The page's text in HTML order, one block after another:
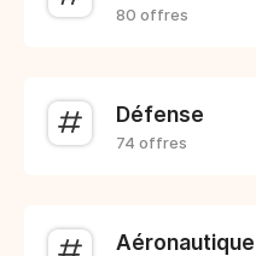
80 offres
Défense
74 offres
Aéronautique